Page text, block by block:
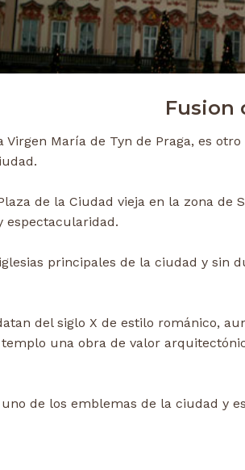
Fusion
Virgen María de Tyn de Praga, es
de la Ciudad vieja en la zona de
espectacularidad.
principales de la ciudad y sin
del siglo X de estilo románico,
templo una obra de valor
uno de los emblemas de la ciudad y